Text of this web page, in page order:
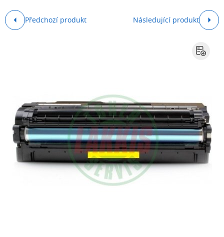
Předchozí produkt Následující produkt